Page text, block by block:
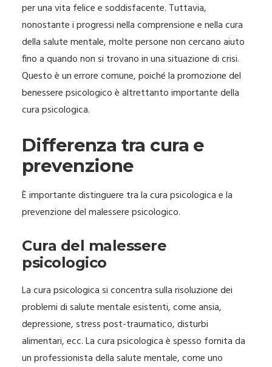
per una vita felice e soddisfacente. Tuttavia,
nonostante i progressi nella comprensione e nella cura
della salute mentale, molte persone non cercano aiuto
fino a quando non si trovano in una situazione di crisi.
Questo è un errore comune, poiché la promozione del
benessere psicologico è altrettanto importante della
cura psicologica.
Differenza tra cura e
prevenzione
È importante distinguere tra la cura psicologica e la
prevenzione del malessere psicologico.
Cura del malessere
psicologico
La cura psicologica si concentra sulla risoluzione dei
problemi di salute mentale esistenti, come ansia,
depressione, stress post-traumatico, disturbi
alimentari, ecc. La cura psicologica è spesso fornita da
un professionista della salute mentale, come uno